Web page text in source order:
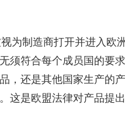
为制造商打开并进入欧
须符合每个成员国的要
，还是其他国家生产的
这是欧盟法律对产品提